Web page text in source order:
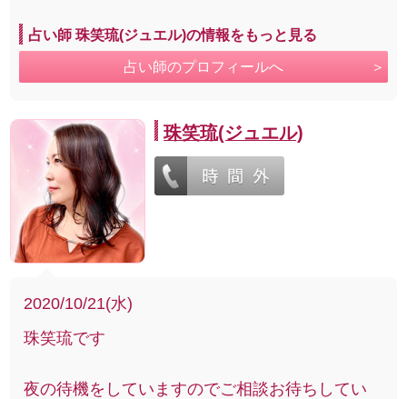
占い師 珠笑琉(ジュエル)の情報をもっと見る
占い師のプロフィールへ
珠笑琉(ジュエル)
2020/10/21(水)
珠笑琉です
夜の待機をしていますのでご相談お待ちしてい